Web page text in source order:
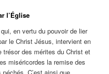
l’Église
qui, en vertu du pouvoir de lier
le Christ Jésus, intervient en
trésor des mérites du Christ et
miséricordes la remise des